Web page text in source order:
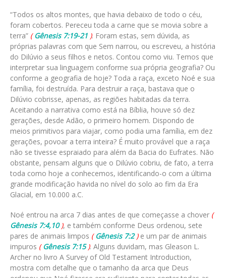
“Todos os altos montes, que havia debaixo de todo o céu,
foram cobertos. Pereceu toda a carne que se movia sobre a
terra” (Gênesis 7:19-21 ). Foram estas, sem dúvida, as
próprias palavras com que Sem narrou, ou escreveu, a história
do Dilúvio a seus filhos e netos. Contou como viu. Temos que
interpretar sua linguagem conforme sua própria geografia? Ou
conforme a geografia de hoje? Toda a raça, exceto Noé e sua
família, foi destruída. Para destruir a raça, bastava que o
Dilúvio cobrisse, apenas, as regiões habitadas da terra.
Aceitando a narrativa como está na Bíblia, houve só dez
gerações, desde Adão, o primeiro homem. Dispondo de
meios primitivos para viajar, como podia uma família, em dez
gerações, povoar a terra inteira? É muito provável que a raça
não se tivesse espraiado para além da Bacia do Eufrates. Não
obstante, pensam alguns que o Dilúvio cobriu, de fato, a terra
toda como hoje a conhecemos, identificando-o com a última
grande modificação havida no nível do solo ao fim da Era
Glacial, em 10.000 a.C.
Noé entrou na arca 7 dias antes de que começasse a chover (
Gênesis 7:4,10), e também conforme Deus ordenou, sete
pares de animais limpos (Gênesis 7:2)e um par de animais
impuros (Gênesis 7:15). Alguns duvidam, mas Gleason L.
Archer no livro A Survey of Old Testament Introduction,
mostra com detalhe que o tamanho da arca que Deus